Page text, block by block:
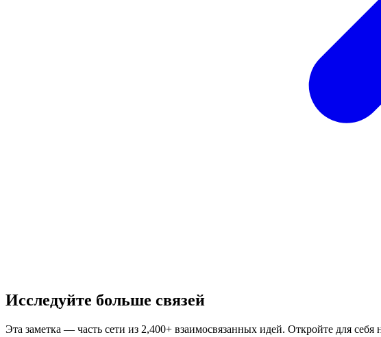
Исследуйте больше связей
Эта заметка — часть сети из 2,400+ взаимосвязанных идей. Откройте для